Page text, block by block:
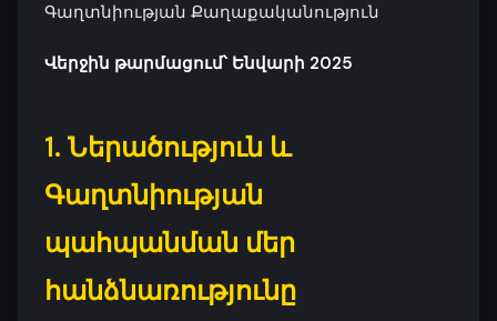
Գաղտնիության Քաղաքականություն
Վերջին թարմացում՝ Ենվարի 2025
1. Ներածություն և
Գաղտնիության
պահպանման մեր
հանձնառությունը